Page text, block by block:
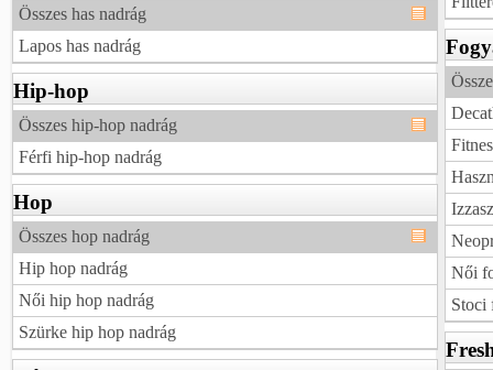
Összes has nadrág
Lapos has nadrág
Hip-hop
Összes hip-hop nadrág
Férfi hip-hop nadrág
Hop
Összes hop nadrág
Hip hop nadrág
Női hip hop nadrág
Szürke hip hop nadrág
Női
Stoci